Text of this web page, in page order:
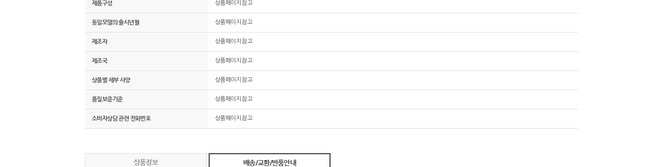
제품구성 상품페이지 참고
동일모델의 출시년월 상품페이지 참고
제조자 상품페이지 참고
제조국 상품페이지 참고
상품별 세부 사양 상품페이지 참고
품질보증기준 상품페이지 참고
소비자상담 관련 전화번호 상품페이지 참고
상품정보 배송/교환/반품안내